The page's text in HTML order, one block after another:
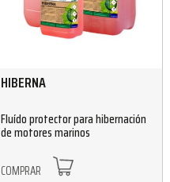
HIBERNA
Fluído protector para hibernación
de motores marinos
COMPRAR